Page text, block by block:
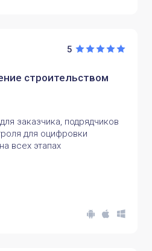
5
строительством
заказчика, подрядчиков
для оцифровки
всех этапах